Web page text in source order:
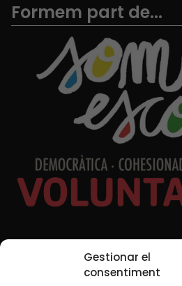
Gestionar el
consentiment
Formem part de...
Xarxes Socials